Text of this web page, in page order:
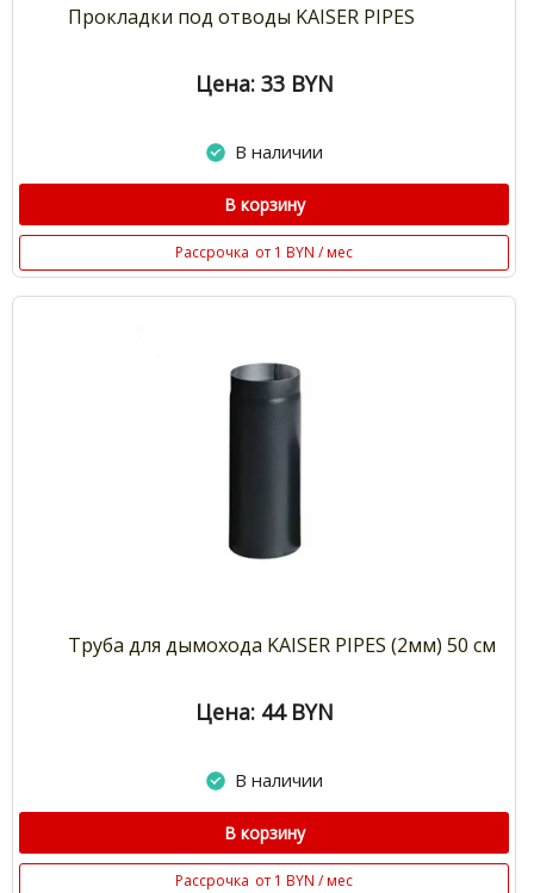
Прокладки под отводы KAISER PIPES
Цена: 33 BYN
В наличии
В корзину
Рассрочка от 1 BYN / мес
Труба для дымохода KAISER PIPES (2мм) 50 см
Цена: 44 BYN
В наличии
В корзину
Рассрочка от 1 BYN / мес